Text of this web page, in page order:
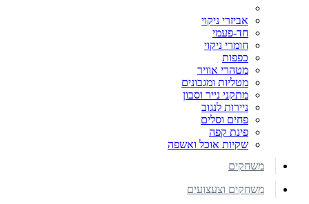
אביזרי ניקוי
חד-פעמי
חומרי ניקוי
כפפות
מטהרי אוויר
מטליות ומגבונים
מתקני נייר וסבון
ניירות לנגוב
פחים וסלים
פינת קפה
שקיות אוכל ואשפה
משחקים
משחקים וצעצועים